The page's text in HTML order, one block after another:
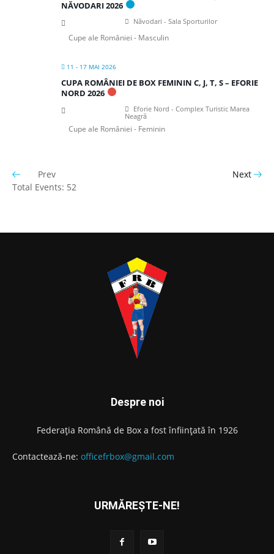
NĂVODARI 2026
Năvodari - Sala Sporturilor
Cupe ale României - Masculin
11 - 17 MAI 2026
CUPA ROMÂNIEI DE BOX FEMININ C, J, T, S – EFORIE
NORD 2026
Eforie Nord - Complex Turistic Marea
Neagră
Cupe ale României - Feminin
Prev
Next
Total Events: 52
Despre noi
Federația Română de Box a fost înființată în 1926
Contactează-ne: officefrbox@gmail.com
URMĂREȘTE-NE!